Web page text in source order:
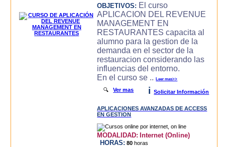
OBJETIVOS: El curso
APLICACION DEL REVENUE
MANAGEMENT EN
RESTAURANTES capacita al
alumno para la gestion de la
demanda en el sector de la
restauracion considerando las
influencias del entorno.
En el curso se ..Leer mas>>
🔍Ver mas i Solicitar Información
APLICACIONES AVANZADAS DE ACCESS
EN GESTION
MODALIDAD: Internet (Online)
HORAS: 80 horas